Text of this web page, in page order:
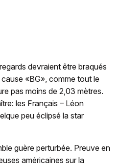
devraient être braqués
«BG», comme tout le
pas moins de 2,03 mètres.
les Français – Léon
peu éclipsé la star
guère perturbée. Preuve en
américaines sur la